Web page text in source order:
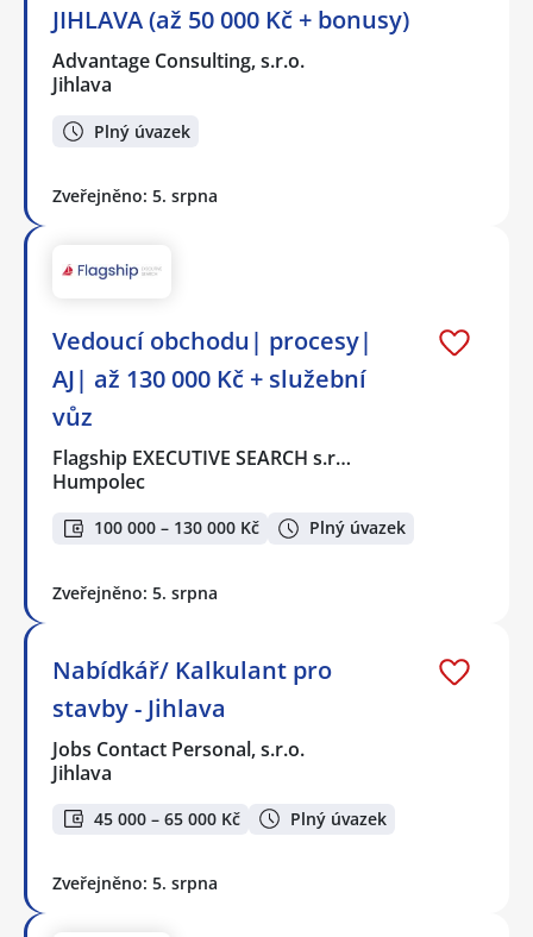
JIHLAVA (až 50 000 Kč + bonusy)
Advantage Consulting, s.r.o.
Jihlava
Plný úvazek
Zveřejněno: 5. srpna
Vedoucí obchodu| procesy|
AJ| až 130 000 Kč + služební
vůz
Flagship EXECUTIVE SEARCH s.r…
Humpolec
100 000 – 130 000 Kč Plný úvazek
Zveřejněno: 5. srpna
Nabídkář/ Kalkulant pro
stavby - Jihlava
Jobs Contact Personal, s.r.o.
Jihlava
45 000 – 65 000 Kč Plný úvazek
Zveřejněno: 5. srpna